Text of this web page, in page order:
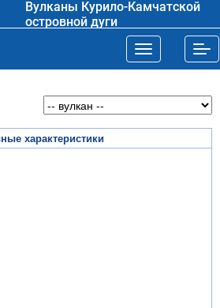
Вулканы Курило-Камчатской
островной дуги
Toggle
характеристики